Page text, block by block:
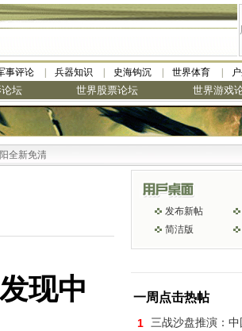
事评论 兵器知识 史海钩沉 世界体育
坛 世界股票论坛 世界游戏
清洗型豆浆机 全美最低
现中
发布新帖
简洁版
一周点击热帖
1 三战沙盘推演：